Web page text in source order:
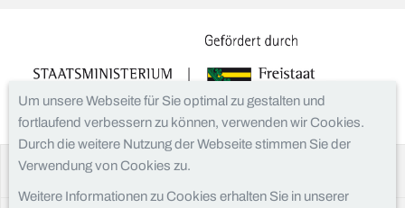
Facebook
Um unsere Webseite für Sie optimal zu gestalten und
fortlaufend verbessern zu können, verwenden wir Cookies.
Durch die weitere Nutzung der Webseite stimmen Sie der
Verwendung von Cookies zu.
Weitere Informationen zu Cookies erhalten Sie in unserer